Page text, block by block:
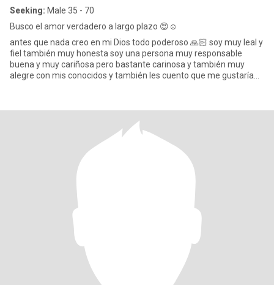
Seeking: Male 35 - 70
Busco el amor verdadero a largo plazo 😍☺️
antes que nada creo en mi Dios todo poderoso 🙏🏻 soy muy leal y
fiel también muy honesta soy una persona muy responsable
buena y muy cariñosa pero bastante carinosa y también muy
alegre con mis conocidos y también les cuento que me gustaría